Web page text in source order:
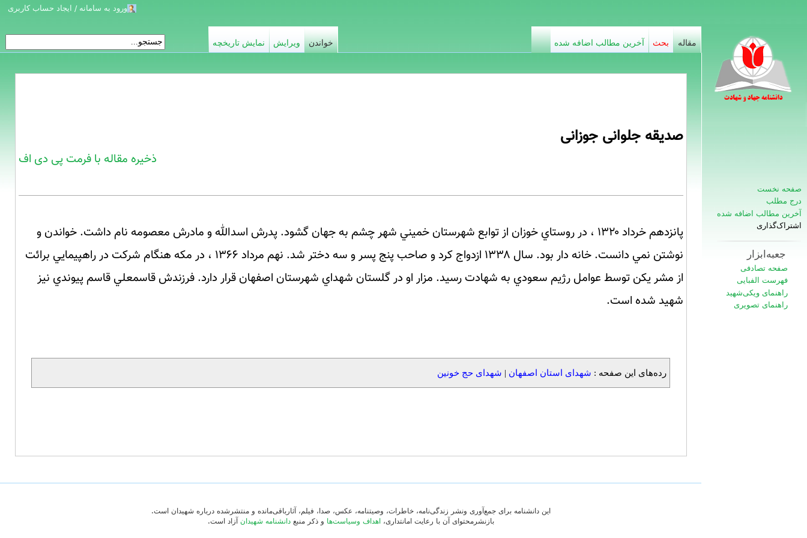
صدیقه جلوانی جوزانی
ذخیره مقاله با فرمت پی دی اف
پانزدهم خرداد ۱۳۲۰ ، در روستاي خوزان از توابع شهرستان خميني شهر چشم به جهان گشود. پدرش اسدالله و مادرش معصومه نام داشت. خواندن و
نوشتن نمي دانست. خانه دار بود. سال ۱۳۳۸ ازدواج كرد و صاحب پنج پسر و سه دختر شد. نهم مرداد ۱۳۶۶ ، در مكه هنگام شركت در راهپيمايي برائت
از مشر يكن توسط عوامل رژيم سعودي به شهادت رسيد. مزار او در گلستان شهداي شهرستان اصفهان قرار دارد. فرزندش قاسمعلي قاسم پيوندي نيز
شهيد شده است.
رده‌های این صفحه : شهدای استان اصفهان | شهدای حج خونین
ورود به سامانه / ایجاد حساب کاربری
آخرین مطالب اضافه شده بحث مقاله نمایش تاریخچه ویرایش خواندن
صفحه نخست
درج مطلب
آخرین مطالب اضافه شده
اشتراک‌گذاری
جعبه‌ابزار
صفحه تصادفی
فهرست الفبایی
راهنمای ویکی‌شهید
راهنمای تصویری
این دانشنامه برای جمع‌آوری ونشر زندگی‌نامه، خاطرات، وصیتنامه، عکس، صدا، فیلم، آثارباقی‌مانده و منتشرشده درباره شهیدان است.
بازنشرمحتوای آن با رعایت امانتداری، اهداف وسیاست‌ها و ذکر منبعدانشنامه شهیدان آزاد است.